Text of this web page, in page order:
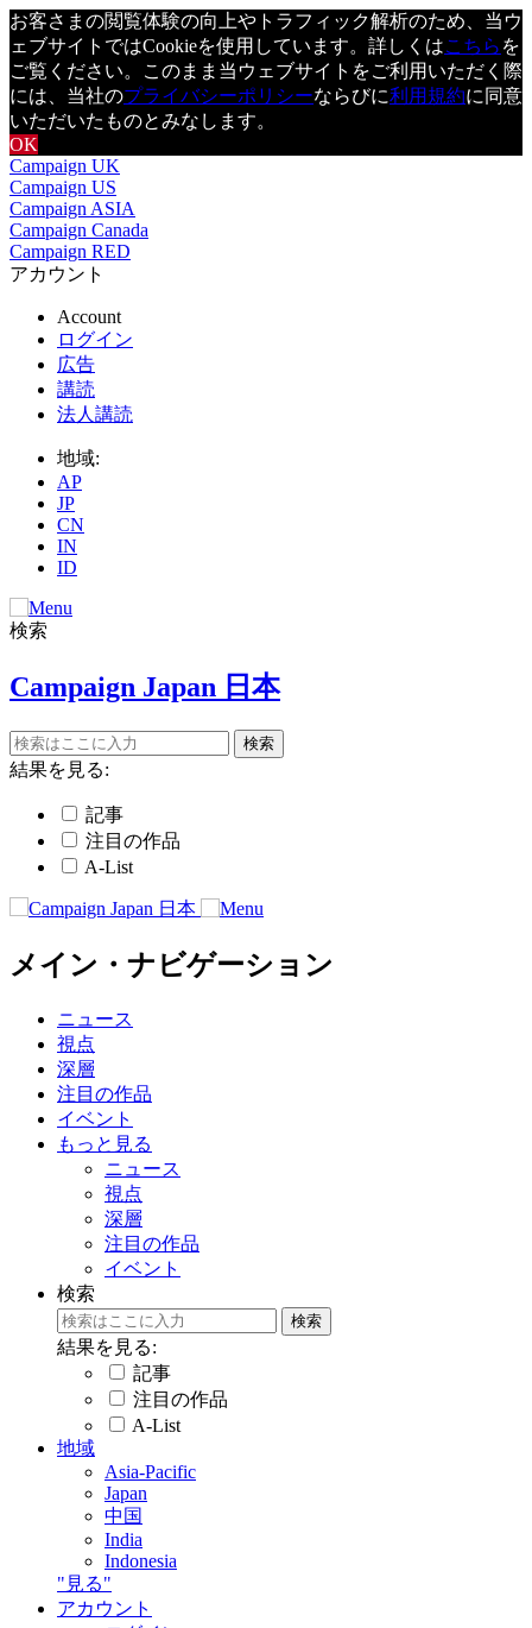
お客さまの閲覧体験の向上やトラフィック解析のため、当ウ
ェブサイトではCookieを使用しています。詳しくはこちら を
ご覧ください。このまま当ウェブサイトをご利用いただく際
には、当社のプライバシーポリシーならびに利用規約に同意
いただいたものとみなします。
OK
Campaign UK
Campaign US
Campaign ASIA
Campaign Canada
Campaign RED
アカウント
Account
ログイン
広告
講読
法人講読
地域:
AP
JP
CN
IN
ID
検索
Campaign Japan 日本
結果を見る:
記事
注目の作品
A-List
メイン・ナビゲーション
ニュース
視点
深層
注目の作品
イベント
もっと見る
ニュース
視点
深層
注目の作品
イベント
検索
結果を見る:
記事
注目の作品
A-List
地域
Asia-Pacific
Japan
中国
India
Indonesia
"見る"
アカウント